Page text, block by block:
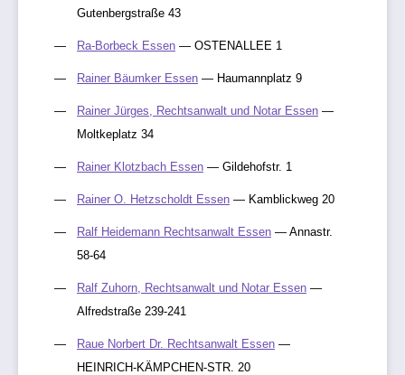
Gutenbergstraße 43
Ra-Borbeck Essen — OSTENALLEE 1
Rainer Bäumker Essen — Haumannplatz 9
Rainer Jürges, Rechtsanwalt und Notar Essen —
Moltkeplatz 34
Rainer Klotzbach Essen — Gildehofstr. 1
Rainer O. Hetzscholdt Essen — Kamblickweg 20
Ralf Heidemann Rechtsanwalt Essen — Annastr.
58-64
Ralf Zuhorn, Rechtsanwalt und Notar Essen —
Alfredstraße 239-241
Raue Norbert Dr. Rechtsanwalt Essen —
HEINRICH-KÄMPCHEN-STR. 20